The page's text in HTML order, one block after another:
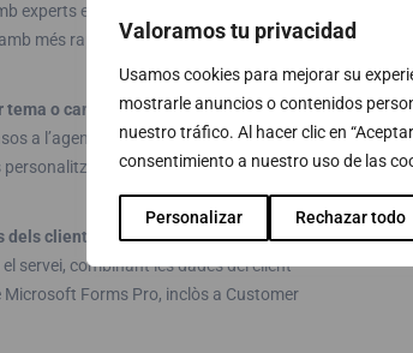
Valoramos tu privacidad
Usamos cookies para mejorar su
mostrarle anuncios o contenidos
nuestro tráfico. Al hacer clic en
consentimiento a nuestro uso de las
Personalizar Rechazar todo
experts en la matèria. Utilitzi Microsoft
més rapidesa sense tenir en compte la
o canal a l’agent més capacitat i
a l’agent amb millor preparació per
personalitzat, integrat en les funcionalitats
clients
enviats mitjançant les
servei, combinant les dades del client
Forms Pro, inclòs a Customer